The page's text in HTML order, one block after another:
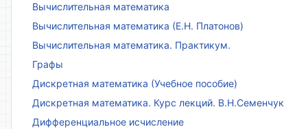
Вычислительная математика
Вычислительная математика (Е.Н. Платонов)
Вычислительная математика. Практикум.
Графы
Дискретная математика (Учебное пособие)
Дискретная математика. Курс лекций. В.Н.Семенчук
Дифференциальное исчисление